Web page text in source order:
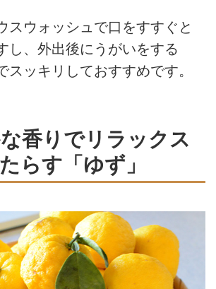
スウォッシュで口をすすぐと
し、外出後にうがいをする
スッキリしておすすめです。
香りでリラックス
らす「ゆず」